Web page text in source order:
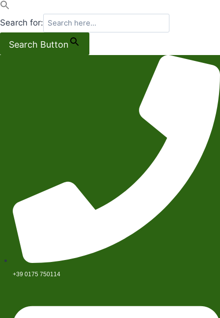
Search for:
Search Button
+39 0175 750114